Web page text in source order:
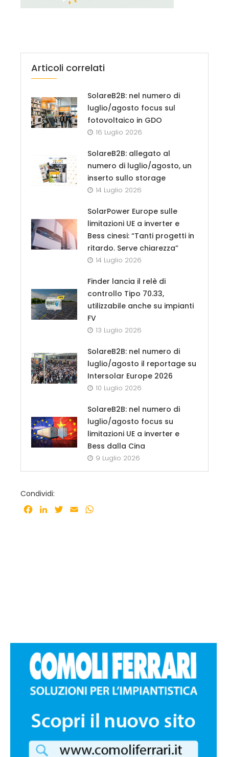
Articoli correlati
SolareB2B: nel numero di
luglio/agosto focus sul
fotovoltaico in GDO
16 Luglio 2026
SolareB2B: allegato al
numero di luglio/agosto, un
inserto sullo storage
14 Luglio 2026
SolarPower Europe sulle
limitazioni UE a inverter e
Bess cinesi: “Tanti progetti in
ritardo. Serve chiarezza”
14 Luglio 2026
Finder lancia il relè di
controllo Tipo 70.33,
utilizzabile anche su impianti
FV
13 Luglio 2026
SolareB2B: nel numero di
luglio/agosto il reportage su
Intersolar Europe 2026
10 Luglio 2026
SolareB2B: nel numero di
luglio/agosto focus su
limitazioni UE a inverter e
Bess dalla Cina
9 Luglio 2026
Condividi:
Facebook
LinkedInTwitter
Email